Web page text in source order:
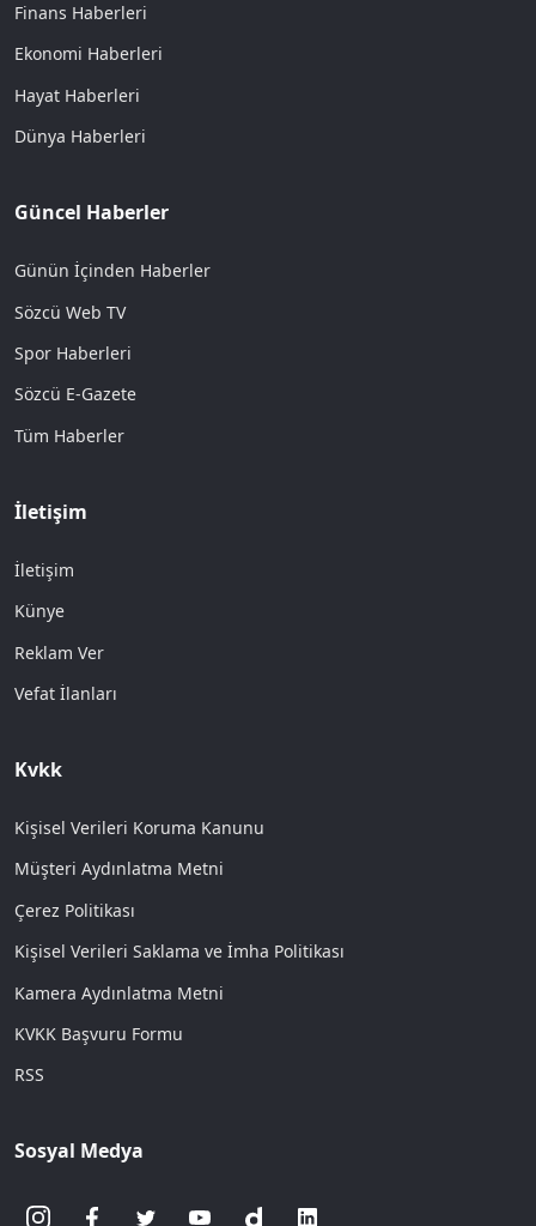
Finans Haberleri
Ekonomi Haberleri
Hayat Haberleri
Dünya Haberleri
Güncel Haberler
Günün İçinden Haberler
Sözcü Web TV
Spor Haberleri
Sözcü E-Gazete
Tüm Haberler
İletişim
İletişim
Künye
Reklam Ver
Vefat İlanları
Kvkk
Kişisel Verileri Koruma Kanunu
Müşteri Aydınlatma Metni
Çerez Politikası
Kişisel Verileri Saklama ve İmha Politikası
Kamera Aydınlatma Metni
KVKK Başvuru Formu
RSS
Sosyal Medya